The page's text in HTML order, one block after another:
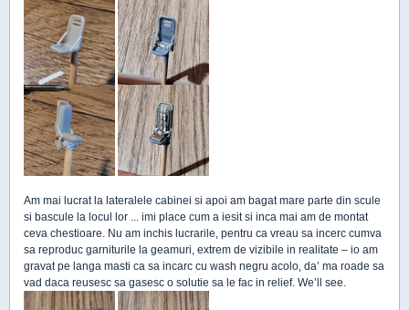
Am mai lucrat la lateralele cabinei si apoi am bagat mare parte din scule
si bascule la locul lor ... imi place cum a iesit si inca mai am de montat
ceva chestioare. Nu am inchis lucrarile, pentru ca vreau sa incerc cumva
sa reproduc garniturile la geamuri, extrem de vizibile in realitate – io am
gravat pe langa masti ca sa incarc cu wash negru acolo, da’ ma roade sa
vad daca reusesc sa gasesc o solutie sa le fac in relief. We’ll see.